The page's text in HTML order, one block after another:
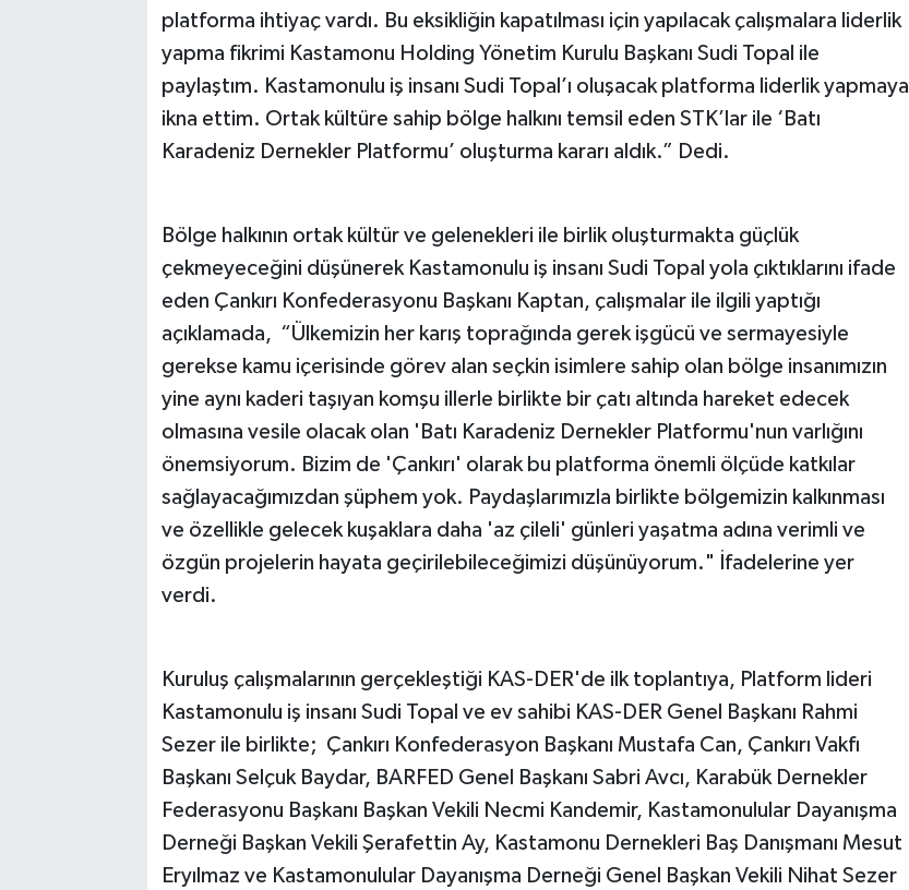
platforma ihtiyaç vardı. Bu eksikliğin kapatılması için yapılacak çalışmalara liderlik
yapma fikrimi Kastamonu Holding Yönetim Kurulu Başkanı Sudi Topal ile
paylaştım. Kastamonulu iş insanı Sudi Topal’ı oluşacak platforma liderlik yapmaya
ikna ettim. Ortak kültüre sahip bölge halkını temsil eden STK’lar ile ‘Batı
Karadeniz Dernekler Platformu’ oluşturma kararı aldık.” Dedi.
Bölge halkının ortak kültür ve gelenekleri ile birlik oluşturmakta güçlük
çekmeyeceğini düşünerek Kastamonulu iş insanı Sudi Topal yola çıktıklarını ifade
eden Çankırı Konfederasyonu Başkanı Kaptan, çalışmalar ile ilgili yaptığı
açıklamada, “Ülkemizin her karış toprağında gerek işgücü ve sermayesiyle
gerekse kamu içerisinde görev alan seçkin isimlere sahip olan bölge insanımızın
yine aynı kaderi taşıyan komşu illerle birlikte bir çatı altında hareket edecek
olmasına vesile olacak olan 'Batı Karadeniz Dernekler Platformu'nun varlığını
önemsiyorum. Bizim de 'Çankırı' olarak bu platforma önemli ölçüde katkılar
sağlayacağımızdan şüphem yok. Paydaşlarımızla birlikte bölgemizin kalkınması
ve özellikle gelecek kuşaklara daha 'az çileli' günleri yaşatma adına verimli ve
özgün projelerin hayata geçirilebileceğimizi düşünüyorum." İfadelerine yer
verdi.
Kuruluş çalışmalarının gerçekleştiği KAS-DER'de ilk toplantıya, Platform lideri
Kastamonulu iş insanı Sudi Topal ve ev sahibi KAS-DER Genel Başkanı Rahmi
Sezer ile birlikte; Çankırı Konfederasyon Başkanı Mustafa Can, Çankırı Vakfı
Başkanı Selçuk Baydar, BARFED Genel Başkanı Sabri Avcı, Karabük Dernekler
Federasyonu Başkanı Başkan Vekili Necmi Kandemir, Kastamonulular Dayanışma
Derneği Başkan Vekili Şerafettin Ay, Kastamonu Dernekleri Baş Danışmanı Mesut
Eryılmaz ve Kastamonulular Dayanışma Derneği Genel Başkan Vekili Nihat Sezer